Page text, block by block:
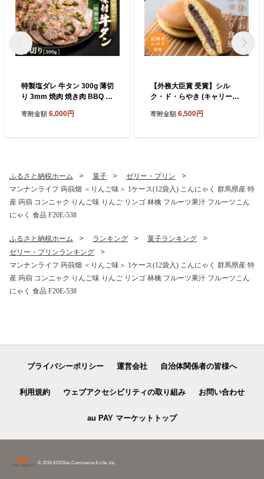
特製塩ダレ 牛タン 300g 薄切
り 3mm 焼肉 焼き肉 BBQ キ
ん スライス 冷凍 牛肉 群馬県
寄附金額 6,000円
【外務大臣賞 受賞】シル
ク・ド・らやき (キャリー箱
どらやき 銘菓 まゆ菓優 田島
寄附金額 6,500円
ふるさと納税ホーム 菓子
ゼリー・プリン
マンナンライフ 蒟蒻畑 ＜りんご味＞ 1ケース(12袋入) こんにゃく 群馬県産 特
産 蒟蒻 コンニャク りんご味 りんご リンゴ 林檎 フルーツ果汁 フルーツこん
にゃく 食品 F20E-538
ふるさと納税ホーム ランキング
菓子ランキング
ゼリー・プリンランキング
マンナンライフ 蒟蒻畑 ＜りんご味＞ 1ケース(12袋入) こんにゃく 群馬県産 特
産 蒟蒻 コンニャク りんご味 りんご リンゴ 林檎 フルーツ果汁 フルーツこん
にゃく 食品 F20E-538
プライバシーポリシー 運営会社 自治体関係者の皆様へ
利用規約 ウェブアクセシビリティの取り組み お問い合わせ
au PAY マーケットトップ
© 2016 KDDI/au Commerce & Life, Inc.